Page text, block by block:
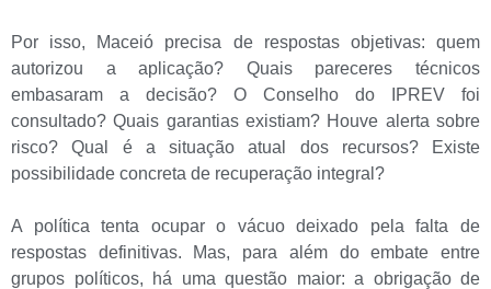
Por isso, Maceió precisa de respostas objetivas: quem
autorizou a aplicação? Quais pareceres técnicos
embasaram a decisão? O Conselho do IPREV foi
consultado? Quais garantias existiam? Houve alerta sobre
risco? Qual é a situação atual dos recursos? Existe
possibilidade concreta de recuperação integral?
A política tenta ocupar o vácuo deixado pela falta de
respostas definitivas. Mas, para além do embate entre
grupos políticos, há uma questão maior: a obrigação de